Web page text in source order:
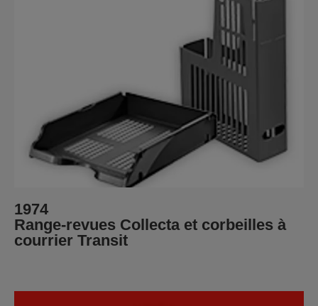
1974
Range-revues Collecta et corbeilles à
courrier Transit